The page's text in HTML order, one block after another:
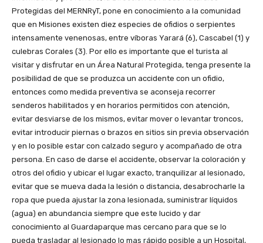
Protegidas del MERNRyT, pone en conocimiento a la comunidad
que en Misiones existen diez especies de ofidios o serpientes
intensamente venenosas, entre víboras Yarará (6), Cascabel (1) y
culebras Corales (3). Por ello es importante que el turista al
visitar y disfrutar en un Área Natural Protegida, tenga presente la
posibilidad de que se produzca un accidente con un ofidio,
entonces como medida preventiva se aconseja recorrer
senderos habilitados y en horarios permitidos con atención,
evitar desviarse de los mismos, evitar mover o levantar troncos,
evitar introducir piernas o brazos en sitios sin previa observación
y en lo posible estar con calzado seguro y acompañado de otra
persona. En caso de darse el accidente, observar la coloración y
otros del ofidio y ubicar el lugar exacto, tranquilizar al lesionado,
evitar que se mueva dada la lesión o distancia, desabrocharle la
ropa que pueda ajustar la zona lesionada, suministrar líquidos
(agua) en abundancia siempre que este lucido y dar
conocimiento al Guardaparque mas cercano para que se lo
pueda trasladar al lesionado lo mas rápido posible a un Hospital,